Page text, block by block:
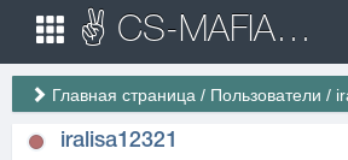
✌ CS-MAFIA.RU ✌ Игровые сервера Counter Strike 1.6
Главная страница / Пользователи /
iralisa12321